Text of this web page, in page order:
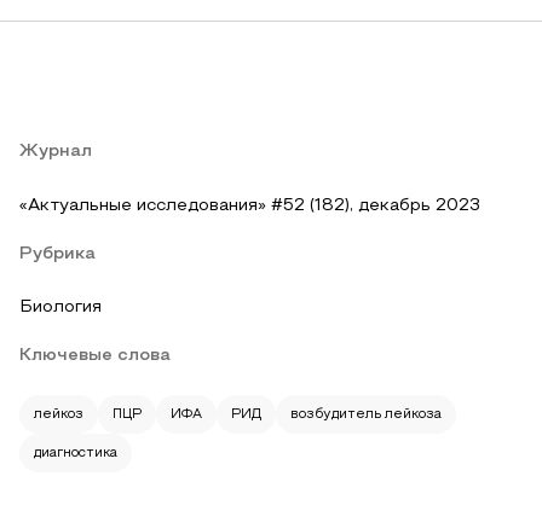
Журнал
«Актуальные исследования» #52 (182), декабрь 2023
Рубрика
Биология
Ключевые слова
лейкоз ПЦР ИФА РИД возбудитель лейкоза
диагностика